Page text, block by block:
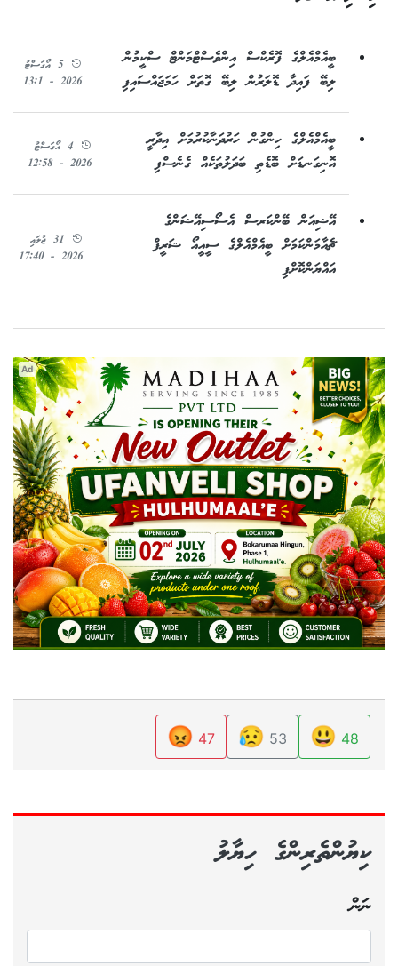
ބީއެމްއެލްގެ ފޮރެކްސް އިންވެސްޓްމަންޓް ސްކީމުން
ލިބޭ ފައިދާ ޑޮލަރުން ލިބޭ ގޮތަށް ހަމަޖައްސައިފި
5 އޯގަސްޓު
2026 - 13:1
ބީއެމްއެލްގެ ހިންގުން ހަރުދަނާކުރުމަށް އިދާރީ
އޮނިގަނޑަށް ބޮޑެތި ބަދަލުތަކެއް ގެނެސްފި
4 އޯގަސްޓު
2026 - 12:58
އޭޝިއަން ބޭންކަރސް އެސޯސިއޭޝަންގެ
ޗެއާމަންކަމަށް ބީއެމްއެލްގެ ސީއީއޯ ޝަރީފް
އައްޔަންކޮށްފި
31 ޖުލައި
2026 - 17:40
Ad
48
😃
53
😥
47
😡
ކިޔުންތެރިންގެ ހިޔާލު
ނަން